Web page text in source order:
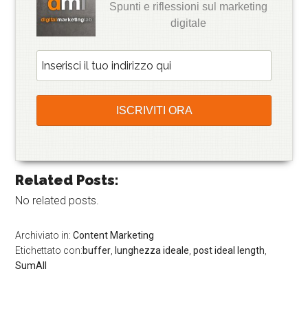
Spunti e riflessioni sul marketing
digitale
Related Posts:
No related posts.
Archiviato in:Content Marketing
Etichettato con:buffer lunghezza ideale ,post ideal length
SumAll